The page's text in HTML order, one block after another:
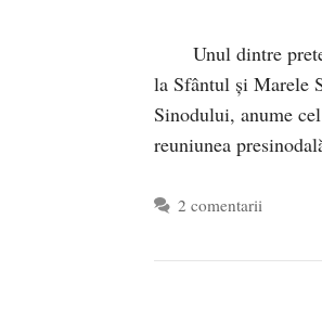
Unul dintre
la Sfântul și Marele
Sinodului, anume
reuniunea
2 comentarii